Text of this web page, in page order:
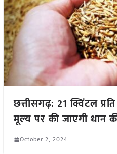
छत्तीसगढ़: 21 क्विंटल
मूल्य पर की जाएगी धान
October 2, 2024